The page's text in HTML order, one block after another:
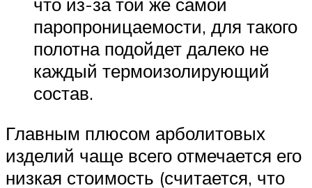
паропроницаемости, для такого
полотна подойдет далеко не
каждый термоизолирующий
состав.
Главным плюсом арболитовых
изделий чаще всего отмечается его
низкая стоимость (считается, что